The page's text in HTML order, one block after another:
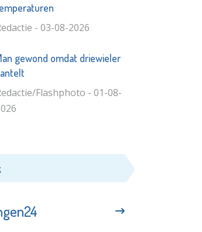
- 03-08-2026
gewond omdat driewieler
Flashphoto - 01-08-